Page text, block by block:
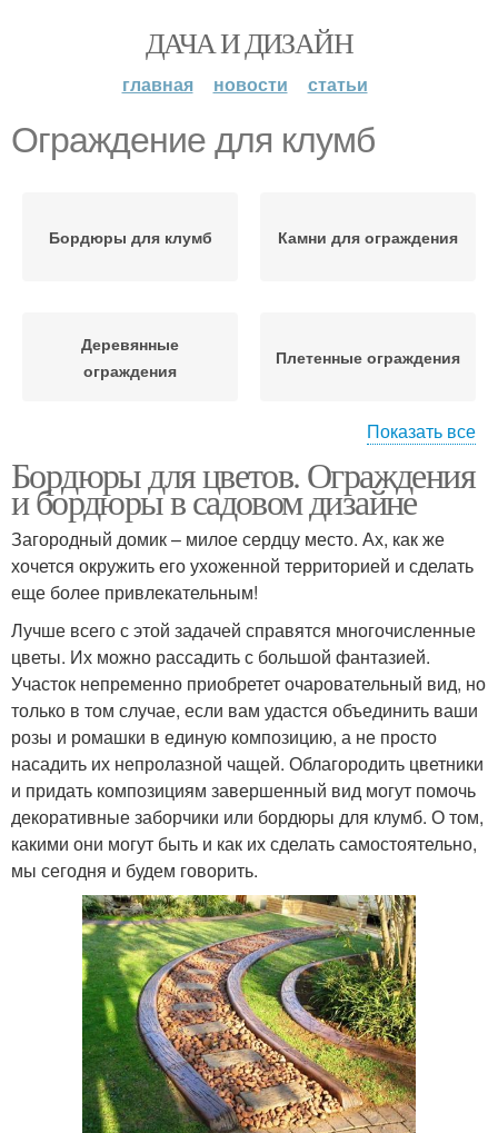
ДАЧА И ДИЗАЙН
главная новости статьи
Ограждение для клумб
Бордюры для клумб Камни для ограждения
Деревянные
ограждения
Плетенные ограждения
Красивые клумбы
Клумбы из многолетних
цветов
Цвета для клумбы
Клумба из камней Клумбы с фото
Каменные клумбы
Материал для каменной
клумбы
Клумбы для цветов Формы для клумбы
Клумбы из сетки Двухъярусная клумба
Показать все
Бордюры для цветов. Ограждения
и бордюры в садовом дизайне
Загородный домик – милое сердцу место. Ах, как же
хочется окружить его ухоженной территорией и сделать
еще более привлекательным!
Лучше всего с этой задачей справятся многочисленные
цветы. Их можно рассадить с большой фантазией.
Участок непременно приобретет очаровательный вид, но
только в том случае, если вам удастся объединить ваши
розы и ромашки в единую композицию, а не просто
насадить их непролазной чащей. Облагородить цветники
и придать композициям завершенный вид могут помочь
декоративные заборчики или бордюры для клумб. О том,
какими они могут быть и как их сделать самостоятельно,
мы сегодня и будем говорить.